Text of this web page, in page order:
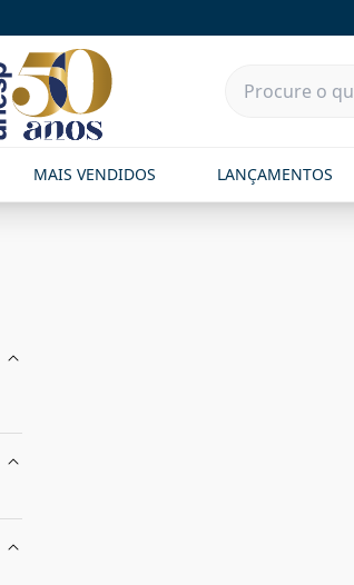
MAIS VENDIDOS LANÇAMENTOS